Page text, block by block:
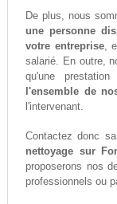
De plus, nous
une personne
votre entreprise,
salarié. En outre,
qu'une
l'ensemble de
l'intervenant.
Contactez donc
nettoyage sur
proposerons nos
professionnels ou